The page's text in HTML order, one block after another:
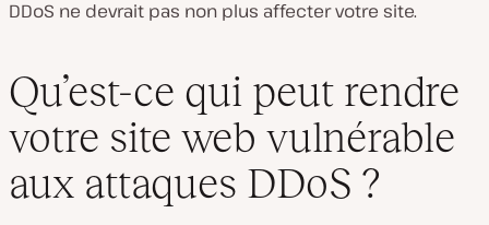
DDoS ne devrait pas non plus affecter votre site.
Qu’est-ce qui peut rendre
votre site web vulnérable
aux attaques DDoS ?